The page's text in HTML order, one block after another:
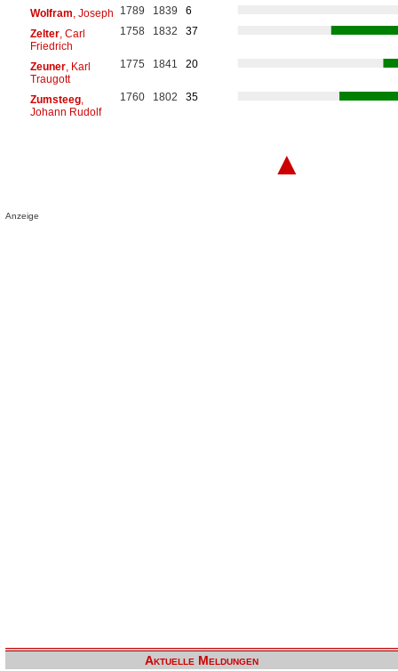
Wolfram , Joseph 1789 1839
6
Zelter, Carl
Friedrich
1758 1832 37
Zeuner, Karl
Traugott
1775 1841 20
Zumsteeg,
Johann Rudolf
1760 1802 35
▲
Anzeige
Aktuelle Meldungen